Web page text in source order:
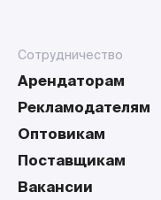
Сотрудничество
Арендаторам
Рекламодателям
Оптовикам
Поставщикам
Вакансии